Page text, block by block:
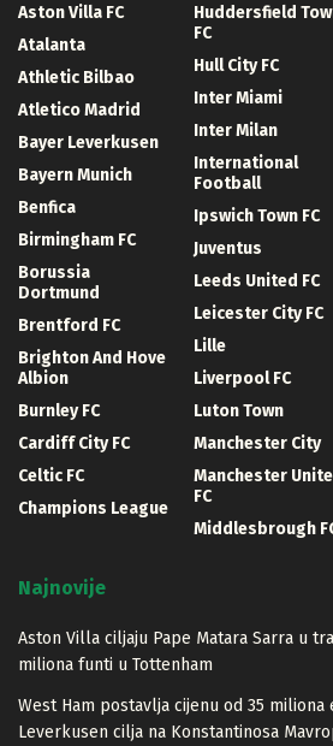
Aston Villa FC
Atalanta
Athletic Bilbao
Atletico Madrid
Bayer Leverkusen
Bayern Munich
Benfica
Birmingham FC
Borussia
Dortmund
Brentford FC
Brighton And Hove
Albion
Burnley FC
Cardiff City FC
Celtic FC
Champions League
Huddersfield
FC
Hull City FC
Inter Miami
Inter Milan
International
Football
Ipswich Town FC
Juventus
Leeds United FC
Leicester City FC
Lille
Liverpool FC
Luton Town
Manchester City
Manchester
FC
Middlesbrough
Najnovije
Aston Villa ciljaju Pape Matara Sarra u
miliona funti u Tottenham
West Ham postavlja cijenu od 35 miliona
Leverkusen cilja na Konstantinosa